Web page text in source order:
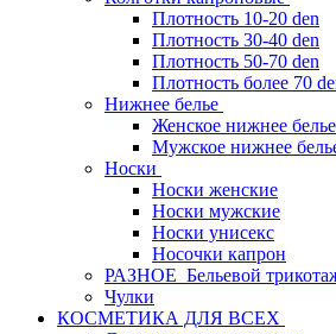
Плотность 10-20 den
Плотность 30-40 den
Плотность 50-70 den
Плотность более 70
Нижнее белье
Женское нижнее белье
Мужское нижнее
Носки
Носки женские
Носки мужские
Носки унисекс
Носочки капрон
РАЗНОЕ_Бельевой
Чулки
КОСМЕТИКА ДЛЯ ВСЕХ